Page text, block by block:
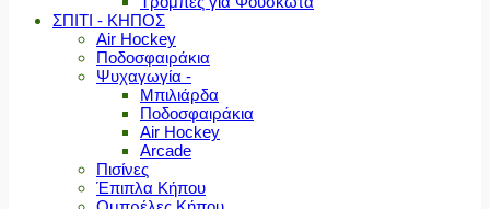
ΣΠΙΤΙ - ΚΗΠΟΣ
Air Hockey
Ποδοσφαιράκια
Ψυχαγωγία -
Μπιλιάρδα
Ποδοσφαιράκια
Air Hockey
Arcade
Πισίνες
Έπιπλα Κήπου